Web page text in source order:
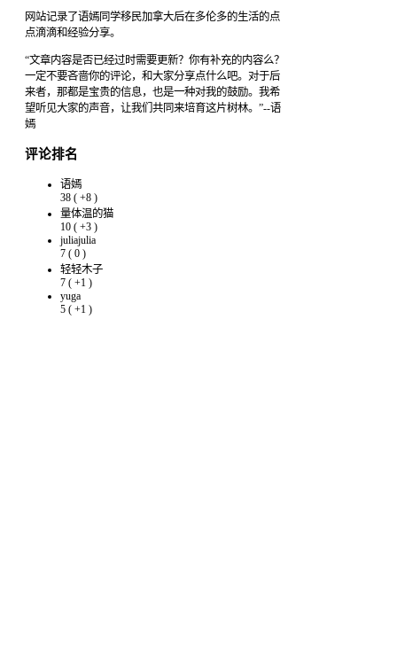
网站记录了语嫣同学移民加拿大后在多伦多的生活的点
点滴滴和经验分享。
“文章内容是否已经过时需要更新？你有补充的内容么？
一定不要吝啬你的评论，和大家分享点什么吧。对于后
来者，那都是宝贵的信息，也是一种对我的鼓励。我希
望听见大家的声音，让我们共同来培育这片树林。”--语
嫣
评论排名
语嫣
38 ( +8 )
量体温的猫
10 ( +3 )
juliajulia
7 ( 0 )
轻轻木子
7 ( +1 )
yuga
5 ( +1 )